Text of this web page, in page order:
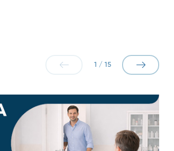
легче, чем на запущенной
1 / 15